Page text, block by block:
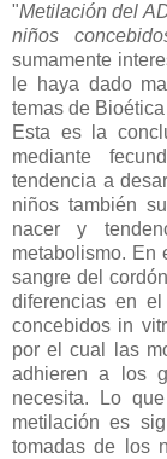
"Metilación del
niños
sumamente
le haya dado
temas de
Esta es la
mediante
tendencia a
niños también
nacer y
metabolismo. En
sangre del
diferencias en
concebidos in
por el cual las
adhieren a los
necesita. Lo
metilación es
tomadas de los